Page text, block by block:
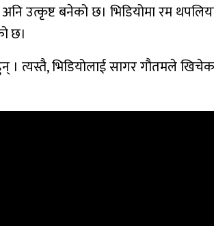
उत्कृष्ट बनेको छ। भिडियोमा रम
छ।
। त्यस्तै, भिडियोलाई सागर गौतमले